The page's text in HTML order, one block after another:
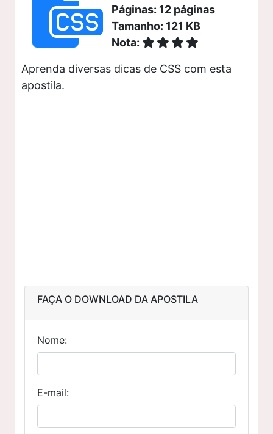
Páginas: 12 páginas
Tamanho: 121 KB
Nota:
Aprenda diversas dicas de CSS com esta
apostila.
FAÇA O DOWNLOAD DA APOSTILA
Nome:
E-mail: